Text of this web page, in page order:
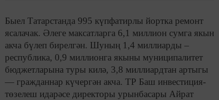
Быел Татарстанда 995 күпфатирлы йортка ремонт
ясалачак. Әлеге максатларга 6,1 миллион сумга якын
акча бүлеп бирелгән. Шуның 1,4 миллиарды –
республика, 0,9 миллионга якыны муниципалитет
бюджетларына туры килә, 3,8 миллиардтан артыгы
— гражданнар күчергән акча. ТР Баш инвестиция-
төзелеш идарәсе директоры урынбасары Айрат